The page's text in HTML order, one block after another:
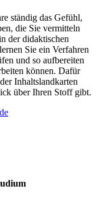
ständig das Gefühl,
die Sie vermitteln
der didaktischen
Sie ein Verfahren
und so aufbereiten
können. Dafür
Inhaltslandkarten
über Ihren Stoff gibt.